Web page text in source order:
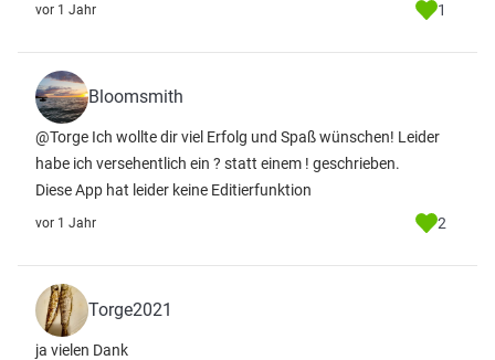
vor 1 Jahr 1
Bloomsmith
@Torge Ich wollte dir viel Erfolg und Spaß wünschen! Leider
habe ich versehentlich ein ? statt einem ! geschrieben.
Diese App hat leider keine Editierfunktion
vor 1 Jahr 2
Torge2021
ja vielen Dank